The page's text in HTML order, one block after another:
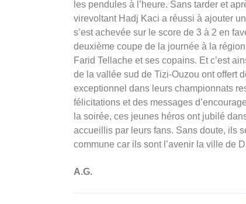
les pendules à l’heure. Sans tarder et
virevoltant Hadj Kaci a réussi à ajouter
s’est achevée sur le score de 3 à 2 en
deuxième coupe de la journée à la
Farid Tellache et ses copains. Et c’est
de la vallée sud de Tizi-Ouzou ont offert
exceptionnel dans leurs championnats
félicitations et des messages
la soirée, ces jeunes héros ont jubilé
accueillis par leurs fans. Sans doute, ils
commune car ils sont l’avenir la ville de
A.G.